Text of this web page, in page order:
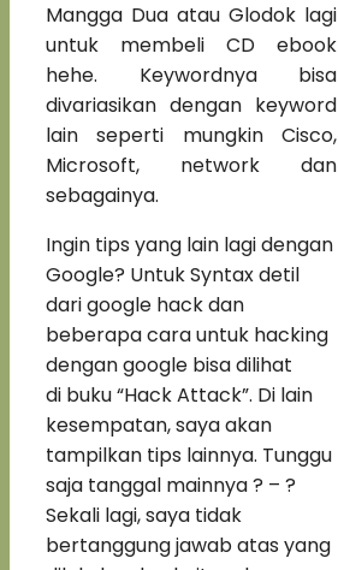
Mangga Dua atau Glodok lagi
untuk membeli CD ebook
hehe. Keywordnya bisa
divariasikan dengan keyword
lain seperti mungkin Cisco,
Microsoft, network dan
sebagainya.
Ingin tips yang lain lagi dengan
Google? Untuk Syntax detil
dari google hack dan
beberapa cara untuk hacking
dengan google bisa dilihat
di buku “Hack Attack”. Di lain
kesempatan, saya akan
tampilkan tips lainnya. Tunggu
saja tanggal mainnya ? – ?
Sekali lagi, saya tidak
bertanggung jawab atas yang